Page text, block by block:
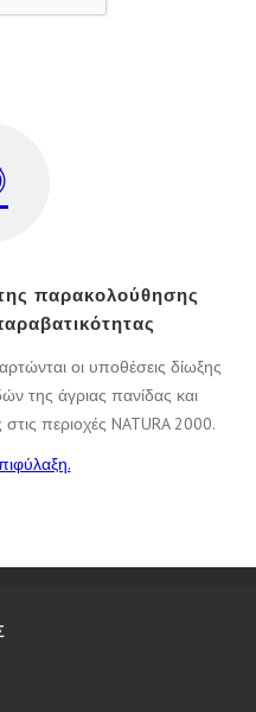
παρακολούθησης
οι υποθέσεις δίωξης
της άγριας πανίδας και
περιοχές NATURA 2000.